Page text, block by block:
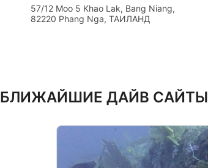
57/12 Moo 5 Khao Lak, Bang Niang,
82220 Phang Nga, ТАИЛАНД
БЛИЖАЙШИЕ ДАЙВ САЙТЫ
Разработка и совершенствование сервисов
Использование точных данных геолокации
Цели обработки, не относящиеся к МВА: